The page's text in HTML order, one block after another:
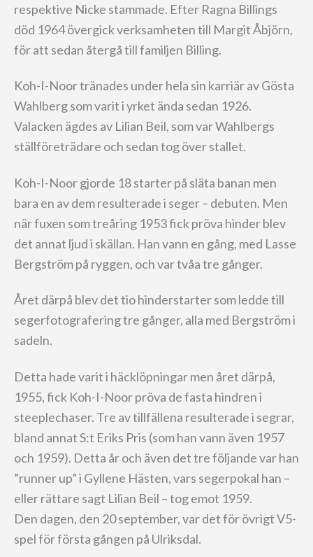
respektive Nicke stammade. Efter Ragna Billings
död 1964 övergick verksamheten till Margit Åbjörn,
för att sedan återgå till familjen Billing.
Koh-I-Noor tränades under hela sin karriär av Gösta
Wahlberg som varit i yrket ända sedan 1926.
Valacken ägdes av Lilian Beil, som var Wahlbergs
ställföreträdare och sedan tog över stallet.
Koh-I-Noor gjorde 18 starter på släta banan men
bara en av dem resulterade i seger – debuten. Men
när fuxen som treåring 1953 fick pröva hinder blev
det annat ljud i skällan. Han vann en gång, med Lasse
Bergström på ryggen, och var tvåa tre gånger.
Året därpå blev det tio hinderstarter som ledde till
segerfotografering tre gånger, alla med Bergström i
sadeln.
Detta hade varit i häcklöpningar men året därpå,
1955, fick Koh-I-Noor pröva de fasta hindren i
steeplechaser. Tre av tillfällena resulterade i segrar,
bland annat S:t Eriks Pris (som han vann även 1957
och 1959). Detta år och även det tre följande var han
”runner up” i Gyllene Hästen, vars segerpokal han –
eller rättare sagt Lilian Beil – tog emot 1959.
Den dagen, den 20 september, var det för övrigt V5-
spel för första gången på Ulriksdal.